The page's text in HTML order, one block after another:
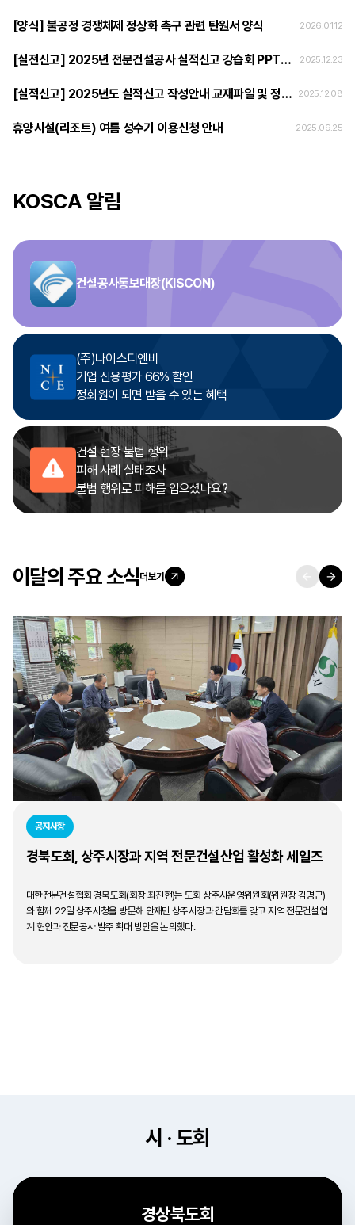
[양식] 불공정 경쟁체제 정상화 촉구 관련 탄원서 양식 2026.01.12
[실전신고] 2025년 전문건설공사 실적신고 강습회 PPT자료 2025.12.23
[실적신고] 2025년도 실적신고 작성안내 교재파일 및 정오표 2025.12.08
휴양시설(리조트) 여름 성수기 이용신청 안내 2025.09.25
KOSCA 알림
건설공사통보대장(KISCON)
(주)나이스디엔비
기업 신용평가 66% 할인
정회원이 되면 받을 수 있는 혜택
건설 현장 불법 행위
피해 사례 실태조사
불법 행위로 피해를 입으셨나요?
이달의 주요 소식더보기
공지사항
경북도회, 상주시장과 지역 전문건설산업 활성화 세일즈
대한전문건설협회 경북도회(회장 최진현)는 도회 상주시운영위원회(위원장 김명근)
와 함께 22일 상주시청을 방문해 안재민 상주시장과 간담회를 갖고 지역 전문건설업
계 현안과 전문공사 발주 확대 방안을 논의했다.
시 · 도회
경상북도회